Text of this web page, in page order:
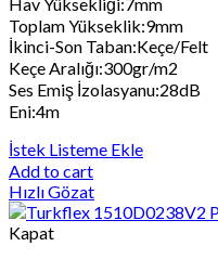
Toplam Yükseklik:9mm
İkinci-Son Taban:Keçe/Felt
Keçe Aralığı:300gr/m2
Ses Emiş İzolasyanu:28dB
Eni:4m
İstek Listeme Ekle
Add to cart
Hızlı Gözat
Kapat